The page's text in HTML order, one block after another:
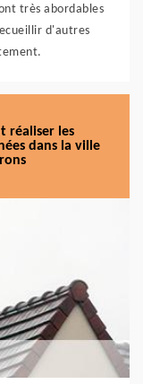
très abordables
d'autres
réaliser les
dans la ville